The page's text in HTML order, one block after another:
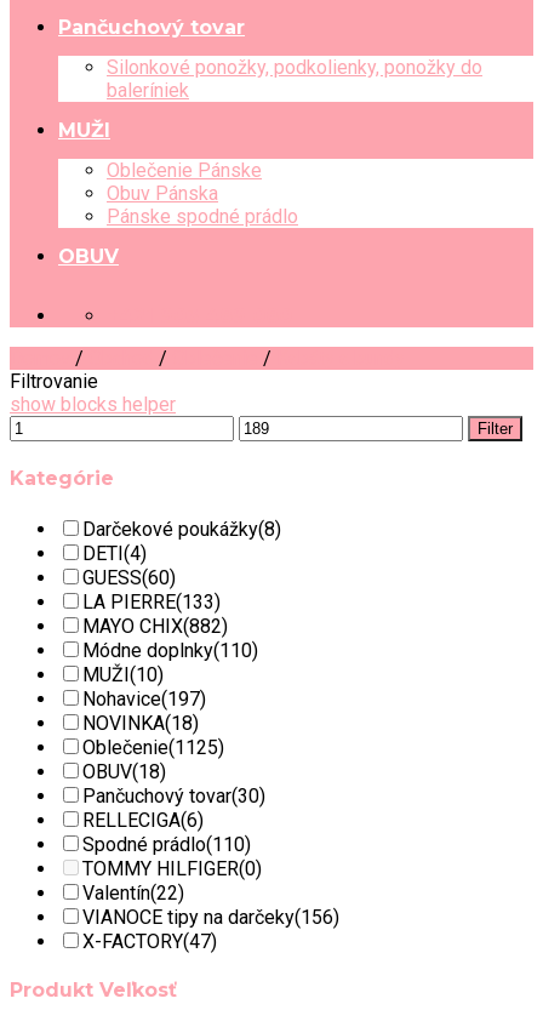
Pančuchový tovar
Silonkové ponožky, podkolienky, ponožky do
baleríniek
MUŽI
Oblečenie Pánske
Obuv Pánska
Pánske spodné prádlo
OBUV
/ / /
Filtrovanie
show blocks helper
Filter
Kategórie
Darčekové poukážky(8)
DETI(4)
GUESS(60)
LA PIERRE(133)
MAYO CHIX(882)
Módne doplnky(110)
MUŽI(10)
Nohavice(197)
NOVINKA(18)
Oblečenie(1125)
OBUV(18)
Pančuchový tovar(30)
RELLECIGA(6)
Spodné prádlo(110)
TOMMY HILFIGER(0)
Valentín(22)
VIANOCE tipy na darčeky(156)
X-FACTORY(47)
Produkt Veľkosť